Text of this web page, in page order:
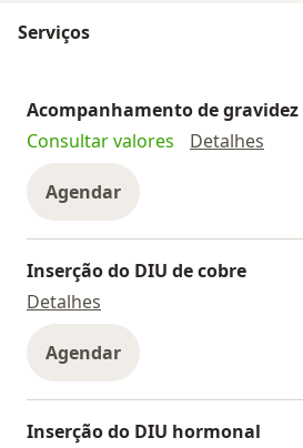
Serviços
Acompanhamento de
Consultar valores
Detalhes
Agendar
Inserção do DIU de cobre
Detalhes
Agendar
Inserção do DIU hormonal